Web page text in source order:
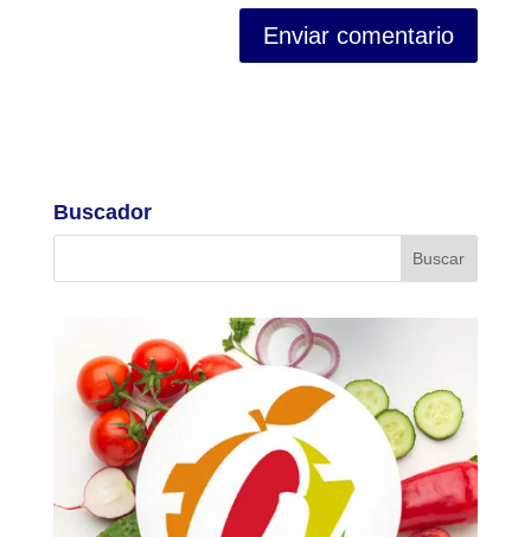
Buscador